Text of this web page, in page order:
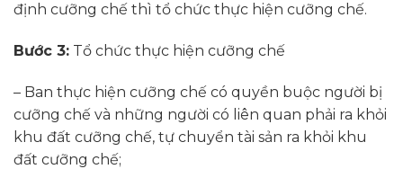
định cưỡng chế thì tổ chức thực hiện cưỡng chế.
Bước 3: Tổ chức thực hiện cưỡng chế
– Ban thực hiện cưỡng chế có quyền buộc người bị
cưỡng chế và những người có liên quan phải ra khỏi
khu đất cưỡng chế, tự chuyển tài sản ra khỏi khu
đất cưỡng chế;